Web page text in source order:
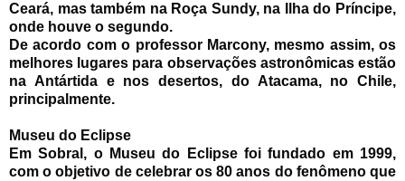
Ceará, mas também na Roça Sundy, na Ilha do Príncipe,
onde houve o segundo.
De acordo com o professor Marcony, mesmo assim, os
melhores lugares para observações astronômicas estão
na Antártida e nos desertos, do Atacama, no Chile,
principalmente.
Museu do Eclipse
Em Sobral, o Museu do Eclipse foi fundado em 1999,
com o objetivo de celebrar os 80 anos do fenômeno que